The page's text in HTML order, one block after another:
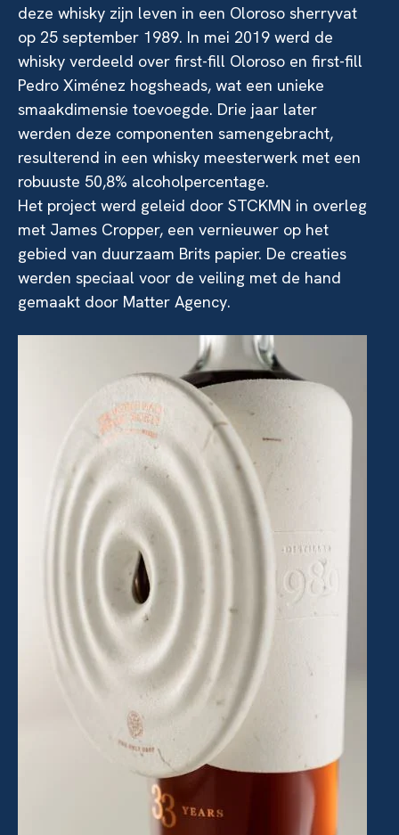
deze whisky zijn leven in een Oloroso sherryvat
op 25 september 1989. In mei 2019 werd de
whisky verdeeld over first-fill Oloroso en first-fill
Pedro Ximénez hogsheads, wat een unieke
smaakdimensie toevoegde. Drie jaar later
werden deze componenten samengebracht,
resulterend in een whisky meesterwerk met een
robuuste 50,8% alcoholpercentage.
Het project werd geleid door STCKMN in overleg
met James Cropper, een vernieuwer op het
gebied van duurzaam Brits papier. De creaties
werden speciaal voor de veiling met de hand
gemaakt door Matter Agency.